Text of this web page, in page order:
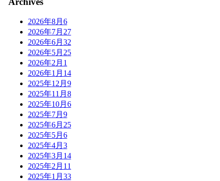
2026年8月 6
2026年7月 27
2026年6月 32
2026年5月 25
2026年2月 1
2026年1月 14
2025年12月 9
2025年11月 8
2025年10月 6
2025年7月 9
2025年6月 25
2025年5月 6
2025年4月 3
2025年3月 14
2025年2月 11
2025年1月 33